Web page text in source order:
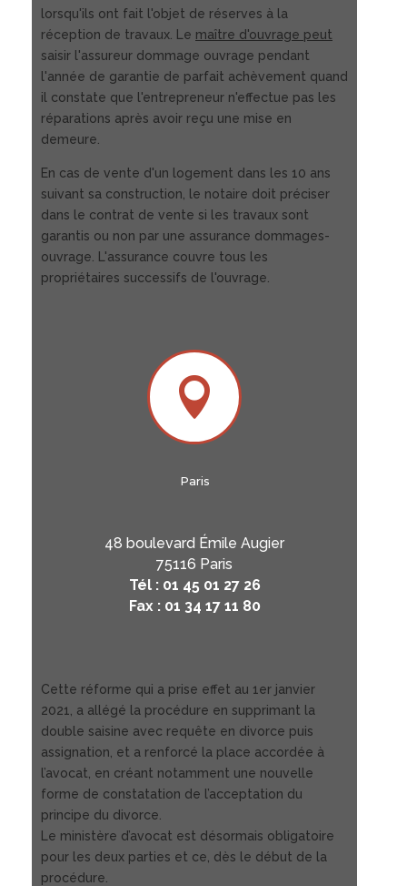
lorsqu'ils ont fait l'objet de réserves à la
réception de travaux. Le maître d'ouvrage peut
saisir l'assureur dommage ouvrage pendant
l'année de garantie de parfait achèvement quand
il constate que l'entrepreneur n'effectue pas les
réparations après avoir reçu une mise en
demeure.
En cas de vente d'un logement dans les 10 ans
suivant sa construction, le notaire doit préciser
dans le contrat de vente si les travaux sont
garantis ou non par une assurance dommages-
ouvrage. L'assurance couvre tous les
propriétaires successifs de l'ouvrage.

Paris
48 boulevard Émile Augier
75116 Paris
Tél : 01 45 01 27 26
Fax : 01 34 17 11 80
Cette réforme qui a prise effet au 1er janvier
2021, a allégé la procédure en supprimant la
double saisine avec requête en divorce puis
assignation, et a renforcé la place accordée à
l’avocat, en créant notamment une nouvelle
forme de constatation de l’acceptation du
principe du divorce.
Le ministère d’avocat est désormais obligatoire
pour les deux parties et ce, dès le début de la
procédure.